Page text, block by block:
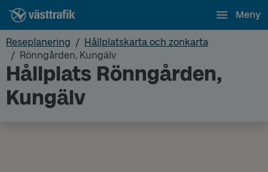
Meny
Reseplanering
Hållplatskarta och zonkarta
Rönngården, Kungälv
Hållplats Rönngården,
Kungälv